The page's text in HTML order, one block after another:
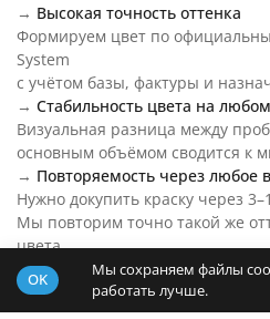
→ Высокая точность оттенка
Формируем цвет по
System
с учётом базы, фактуры и
→ Стабильность цвета на
Визуальная разница между
основным объёмом сводится к
→ Повторяемость через любое
Нужно докупить краску через
Мы повторим точно такой же
цвета.
→Цвет S 6020-R30B на любой
Основу пробника подберем под
OK
Мы сохраняем файлы
работать лучше.